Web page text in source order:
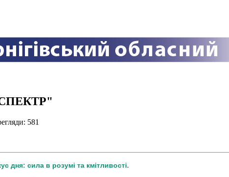
581
дня: сила в розумі та кмітливості.